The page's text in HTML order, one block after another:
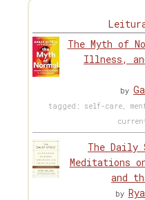
The Myth of
Illness,
by
tagged: self-care,
The Daily
Meditations
and
by